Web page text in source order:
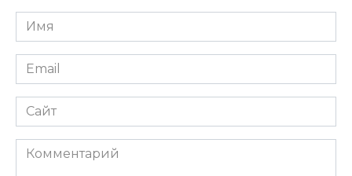
Имя
*
Email
*
Сайт
Комментарий